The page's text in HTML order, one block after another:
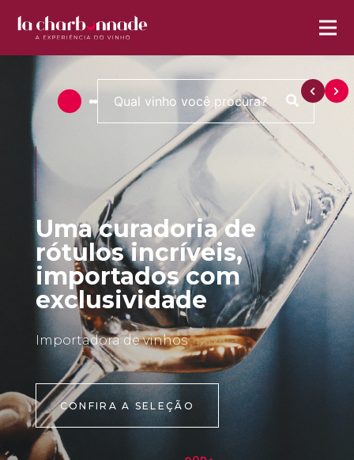
Uma curadoria de
rótulos incríveis,
importados com
exclusividade
Importadora de vinhos
CONFIRA A SELEÇÃO